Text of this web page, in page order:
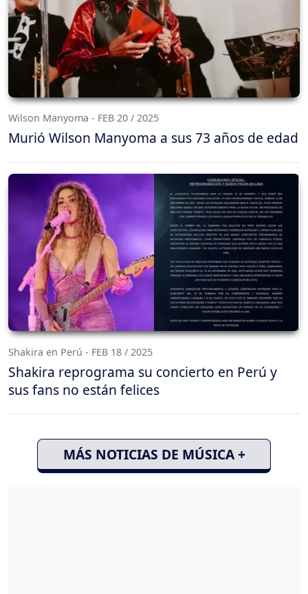
Wilson Manyoma - FEB 20 / 2025
Murió Wilson Manyoma a sus 73 años de edad
Shakira en Perú - FEB 18 / 2025
Shakira reprograma su concierto en Perú y
sus fans no están felices
MÁS NOTICIAS DE MÚSICA +